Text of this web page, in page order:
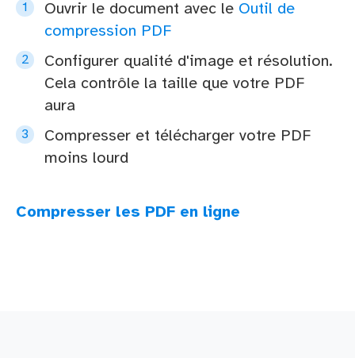
Ouvrir le document avec le Outil de
compression PDF
Configurer qualité d'image et résolution.
Cela contrôle la taille que votre PDF
aura
Compresser et télécharger votre PDF
moins lourd
Compresser les PDF en ligne